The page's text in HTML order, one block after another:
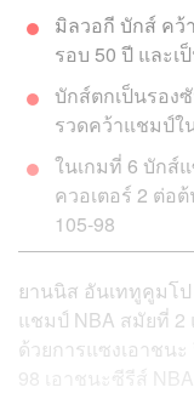
มิลวอกี บักส์ คว้
รอบ 50 ปี และ
บักส์ตกเป็นรอง
รวดคว้าแชมป์ใ
ในเกมที่ 6 บักส์
ควอเตอร์ 2 ต่อ
105-98
ยานนิส อันเททูคูมโ
แชมป์ NBA สมัยที่ 2
ด้วยการแซงเอาชน
98 เอาชนะซีรีส์